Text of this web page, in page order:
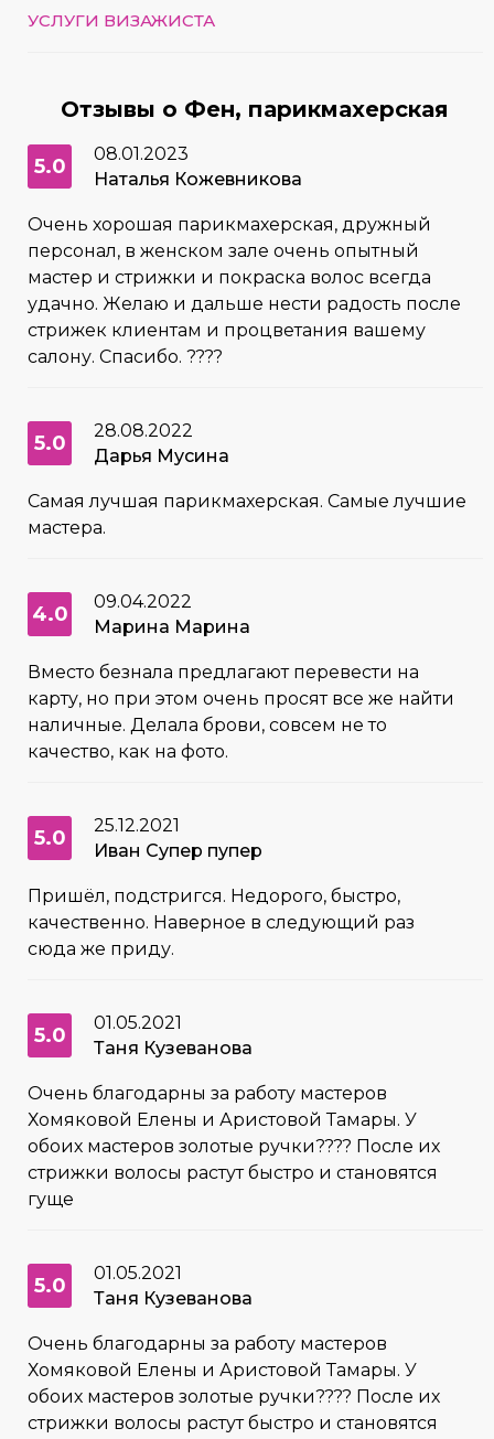
УСЛУГИ ВИЗАЖИСТА
Отзывы о Фен, парикмахерская
5.0
08.01.2023
Наталья Кожевникова
Очень хорошая парикмахерская, дружный
персонал, в женском зале очень опытный
мастер и стрижки и покраска волос всегда
удачно. Желаю и дальше нести радость после
стрижек клиентам и процветания вашему
салону. Спасибо. ????
5.0
28.08.2022
Дарья Мусина
Самая лучшая парикмахерская. Самые лучшие
мастера.
4.0
09.04.2022
Марина Марина
Вместо безнала предлагают перевести на
карту, но при этом очень просят все же найти
наличные. Делала брови, совсем не то
качество, как на фото.
5.0
25.12.2021
Иван Супер пупер
Пришёл, подстригся. Недорого, быстро,
качественно. Наверное в следующий раз
сюда же приду.
5.0
01.05.2021
Таня Кузеванова
Очень благодарны за работу мастеров
Хомяковой Елены и Аристовой Тамары. У
обоих мастеров золотые ручки???? После их
стрижки волосы растут быстро и становятся
гуще
5.0
01.05.2021
Таня Кузеванова
Очень благодарны за работу мастеров
Хомяковой Елены и Аристовой Тамары. У
обоих мастеров золотые ручки???? После их
стрижки волосы растут быстро и становятся